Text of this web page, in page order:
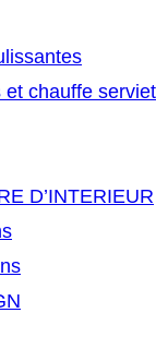
et chauffe
D’INTERIEUR